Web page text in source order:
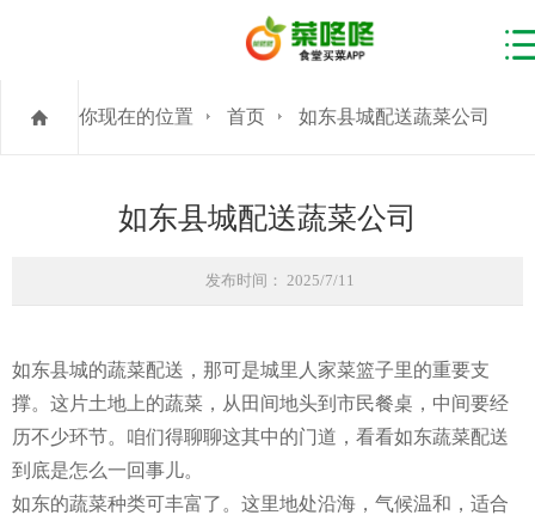
你现在的位置 首页 如东县城配送蔬菜公司
如东县城配送蔬菜公司
发布时间： 2025/7/11
如东县城的蔬菜配送，那可是城里人家菜篮子里的重要支
撑。这片土地上的蔬菜，从田间地头到市民餐桌，中间要经
历不少环节。咱们得聊聊这其中的门道，看看如东蔬菜配送
到底是怎么一回事儿。
如东的蔬菜种类可丰富了。这里地处沿海，气候温和，适合